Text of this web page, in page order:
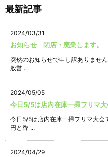
最新記事
2024/03/31
お知らせ 閉店・廃業します。
突然のお知らせで申し訳ありませ
般営 ...
2024/05/05
今日5/5は店内在庫一掃フリマ
今日5/5は店内在庫一掃フリマ大
円と香 ...
2024/04/29